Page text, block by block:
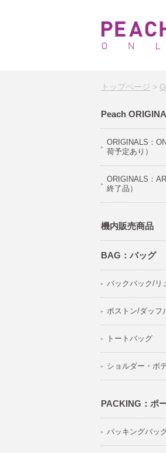
トップページ >
Peach
ORIGINALS：
荷予定あり）
ORIGINALS：
終了品）
機内販売商品
BAG：バッグ
バックパック/リ
ボストン/ダッフ
トートバッグ
ショルダー・ボ
PACKING：ポ
パッキングバッ